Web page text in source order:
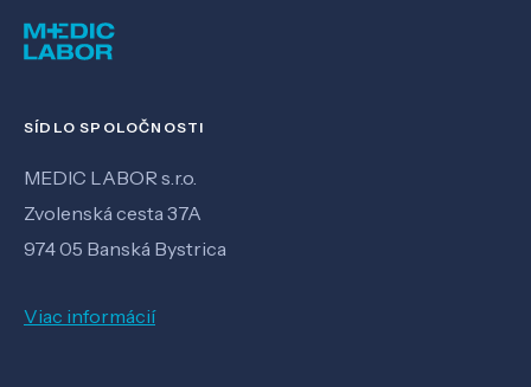
SÍDLO SPOLOČNOSTI
MEDIC LABOR s.r.o.
Zvolenská cesta 37A
974 05 Banská Bystrica
Viac informácií